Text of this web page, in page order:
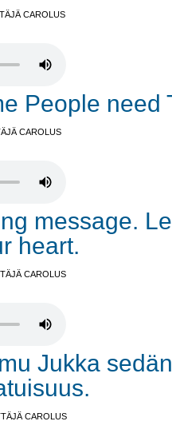
CAROLUS
People need
CAROLUS
message.
heart.
CAROLUS
Jukka
CAROLUS